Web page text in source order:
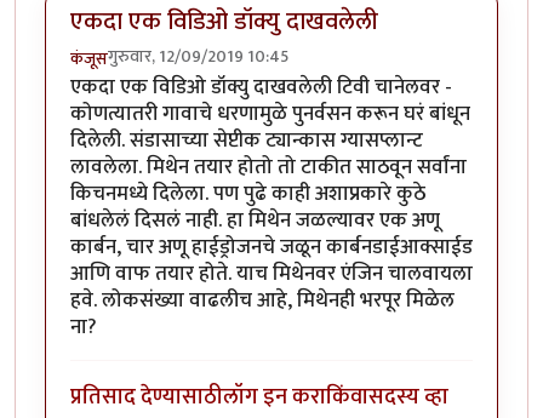
एकदा एक विडिओ डॉक्यु दाखवलेली
कंजूसगुरुवार, 12/09/2019 10:45
एकदा एक विडिओ डॉक्यु दाखवलेली टिवी चानेलवर -
कोणत्यातरी गावाचे धरणामुळे पुनर्वसन करून घरं बांधून
दिलेली. संडासाच्या सेप्टीक ट्यान्कास ग्यासप्लान्ट
लावलेला. मिथेन तयार होतो तो टाकीत साठवून सर्वांना
किचनमध्ये दिलेला. पण पुढे काही अशाप्रकारे कुठे
बांधलेलं दिसलं नाही. हा मिथेन जळल्यावर एक अणू
कार्बन, चार अणू हाईड्रोजनचे जळून कार्बनडाईआक्साईड
आणि वाफ तयार होते. याच मिथेनवर एंजिन चालवायला
हवे. लोकसंख्या वाढलीच आहे, मिथेनही भरपूर मिळेल
ना?
प्रतिसाद देण्यासाठीलॉग इन कराकिंवासदस्य व्हा